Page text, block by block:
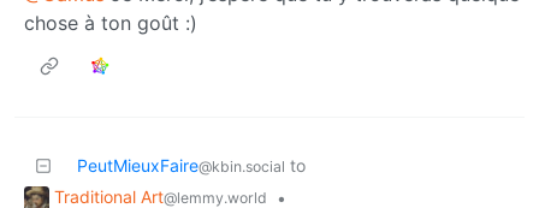
chose à ton goût :)
PeutMieuxFaire@kbin.social to
Traditional Art@lemmy.world •